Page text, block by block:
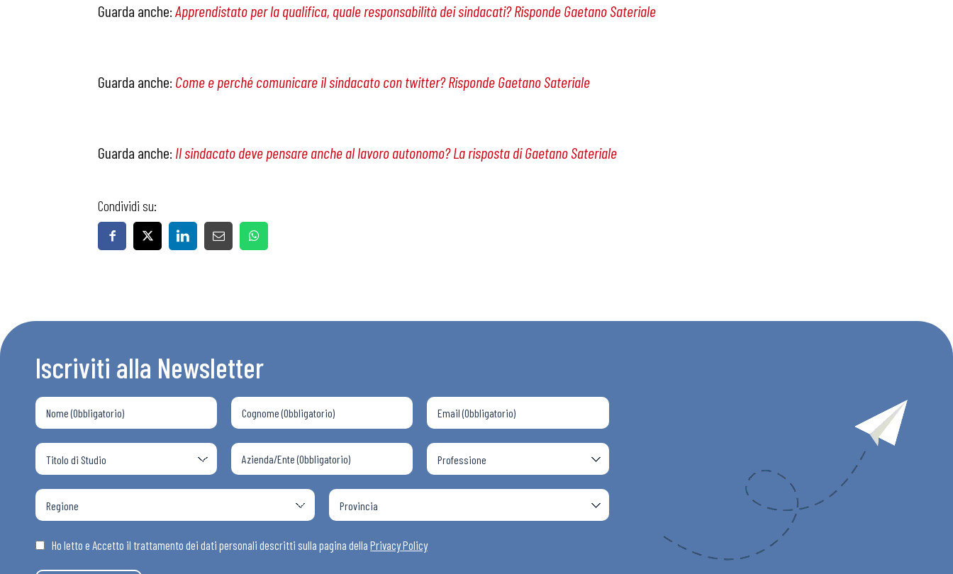
Articoli
Guarda anche:Apprendistato per la qualifica, quale responsabilità dei sindacati? Risponde Gaetano Sateriale
Guarda anche: Come e perché comunicare il sindacato con twitter? Risponde Gaetano Sateriale
Guarda anche: Il sindacato deve pensare anche al lavoro autonomo? La risposta di Gaetano Sateriale
Condividi su:
Iscriviti alla Newsletter
Ho letto e Accetto il trattamento dei dati personali descritti sulla pagina della Privacy Policy